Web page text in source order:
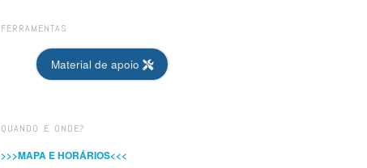
FERRAMENTAS
Material de apoio
QUANDO E ONDE?
>>>MAPA E HORÁRIOS<<<